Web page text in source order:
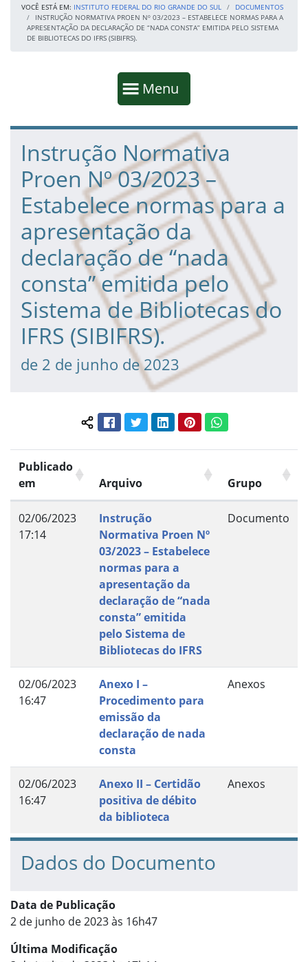
VOCÊ ESTÁ EM: INSTITUTO FEDERAL DO RIO GRANDE DO SUL
DOCUMENTOS
INSTRUÇÃO NORMATIVA PROEN Nº 03/2023 – ESTABELECE NORMAS PARA A
APRESENTAÇÃO DA DECLARAÇÃO DE “NADA CONSTA” EMITIDA PELO SISTEMA
DE BIBLIOTECAS DO IFRS (SIBIFRS).
Mostrar
Menu
Fim da navegação
Início do conteúdo
Instrução Normativa
Proen Nº 03/2023 –
Estabelece normas para a
apresentação da
declaração de “nada
consta” emitida pelo
Sistema de Bibliotecas do
IFRS (SIBIFRS).
de 2 de junho de 2023
Compartilhar conteúdo:
FacebookTwitterLinkedInPinterestWhatsApp
Publicado
em
Arquivo Grupo
02/06/2023
17:14
Instrução
Normativa Proen Nº
03/2023 – Estabelece
normas para a
apresentação da
declaração de “nada
consta” emitida
pelo Sistema de
Bibliotecas do IFRS
Documento
02/06/2023
16:47
Anexo I –
Procedimento para
emissão da
declaração de nada
consta
Anexos
02/06/2023
16:47
Anexo II – Certidão
positiva de débito
da biblioteca
Anexos
Dados do Documento
Data de Publicação
2 de junho de 2023 às 16h47
Última Modificação